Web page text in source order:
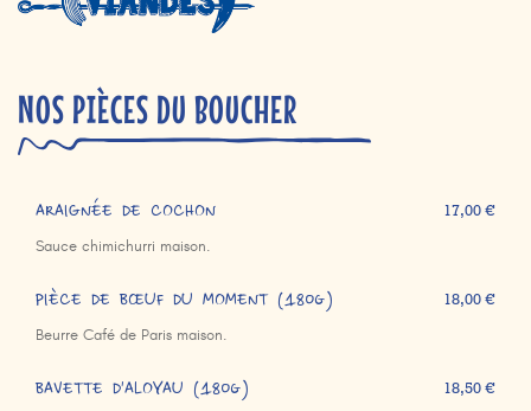
NOS PIÈCES DU BOUCHER
ARAIGNÉE DE COCHON
Sauce chimichurri maison.
17,00 €
PIÈCE DE BŒUF DU MOMENT (180g)
Beurre Café de Paris maison.
18,00 €
BAVETTE D'ALOYAU (180g) 18,50 €